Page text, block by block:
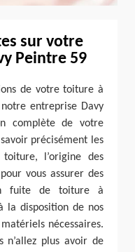
sur votre
Peintre 59
de votre toiture à
entreprise Davy
complète de votre
précisément les
l’origine des
vous assurer des
fuite de toiture à
la disposition de nos
nécessaires.
n’allez plus avoir de